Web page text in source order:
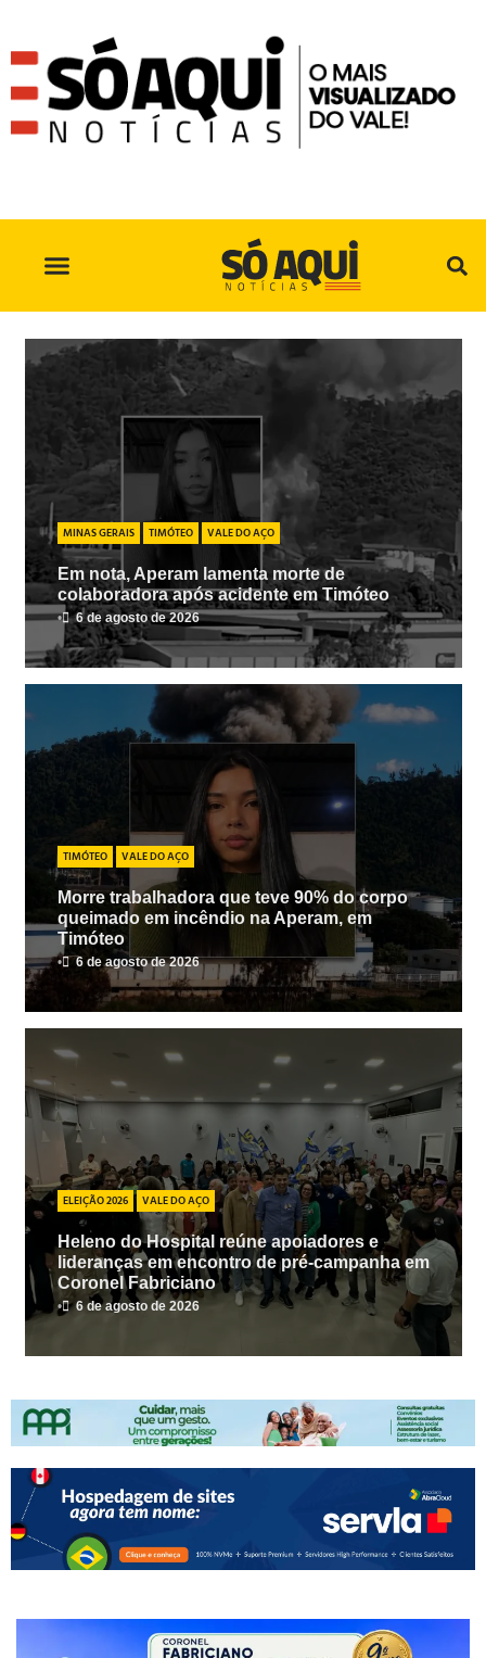
MINAS GERAIS TIMÓTEO VALE DO AÇO
Em nota, Aperam lamenta morte de
colaboradora após acidente em Timóteo
• 6 de agosto de 2026
TIMÓTEO VALE DO AÇO
Morre trabalhadora que teve 90% do corpo
queimado em incêndio na Aperam, em
Timóteo
• 6 de agosto de 2026
ELEIÇÃO 2026 VALE DO AÇO
Heleno do Hospital reúne apoiadores e
lideranças em encontro de pré-campanha em
Coronel Fabriciano
• 6 de agosto de 2026